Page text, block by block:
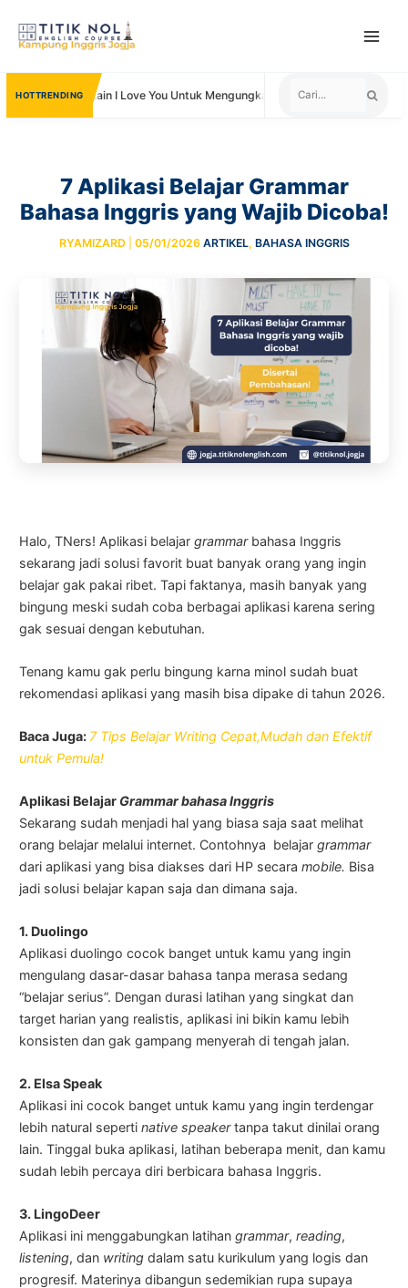
content
TRENDING
Kata Lain I Love You Untuk Mengungkapkan Cinta Negara
7 Aplikasi Belajar Grammar
Bahasa Inggris yang Wajib Dicoba!
RYAMIZARD| 05/01/2026 ARTIKEL, BAHASA INGGRIS
Halo, TNers! Aplikasi belajargrammarbahasa Inggris
sekarang jadi solusi favorit buat banyak orang yang ingin
belajar gak pakai ribet. Tapi faktanya, masih banyak yang
bingung meski sudah coba berbagai aplikasi karena sering
gak sesuai dengan kebutuhan.
Tenang kamu gak perlu bingung karna minol sudah buat
rekomendasi aplikasi yang masih bisa dipake di tahun 2026.
Baca Juga: 7 Tips Belajar Writing Cepat,Mudah dan Efektif
untuk Pemula!
Aplikasi Belajar Grammarbahasa Inggris
Sekarang sudah menjadi hal yang biasa saja saat melihat
orang belajar melalui internet. Contohnya belajargrammar
dari aplikasi yang bisa diakses dari HP secaramobile. Bisa
jadi solusi belajar kapan saja dan dimana saja.
1. Duolingo
Aplikasi duolingo cocok banget untuk kamu yang ingin
mengulang dasar-dasar bahasa tanpa merasa sedang
“belajar serius”. Dengan durasi latihan yang singkat dan
target harian yang realistis, aplikasi ini bikin kamu lebih
konsisten dan gak gampang menyerah di tengah jalan.
2. Elsa Speak
Aplikasi ini cocok banget untuk kamu yang ingin terdengar
lebih natural sepertinative speakertanpa takut dinilai orang
lain. Tinggal buka aplikasi, latihan beberapa menit, dan kamu
sudah lebih percaya diri berbicara bahasa Inggris.
3. LingoDeer
Aplikasi ini menggabungkan latihangrammar,reading,
listening, dan writing dalam satu kurikulum yang logis dan
progresif. Materinya dibangun sedemikian rupa supaya